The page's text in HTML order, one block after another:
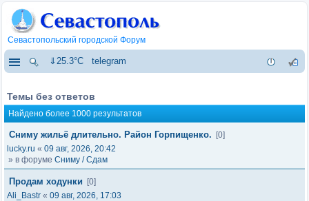
Севастопольский городской Форум
⇓25.3°C telegram
Темы без ответов
Найдено более 1000 результатов
Сниму жильё длительно. Район Горпищенко.
[0]
lucky.ru « 09 авг, 2026, 20:42
» в форуме Сниму / Сдам
Продам ходунки
[0]
Ali_Bastr « 09 авг, 2026, 17:03